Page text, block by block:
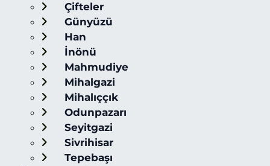
Çifteler
Günyüzü
Han
İnönü
Mahmudiye
Mihalgazi
Mihalıççık
Odunpazarı
Seyitgazi
Sivrihisar
Tepebaşı